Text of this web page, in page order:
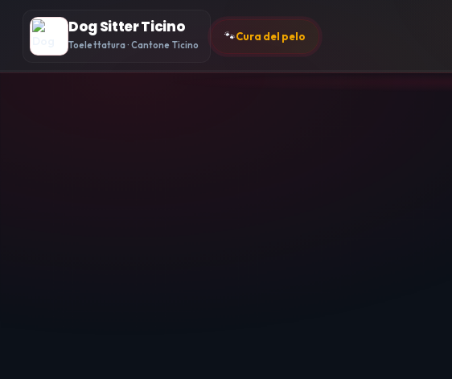
Dog Sitter Ticino
Toelettatura · Cantone Ticino
🐾Cura del pelo